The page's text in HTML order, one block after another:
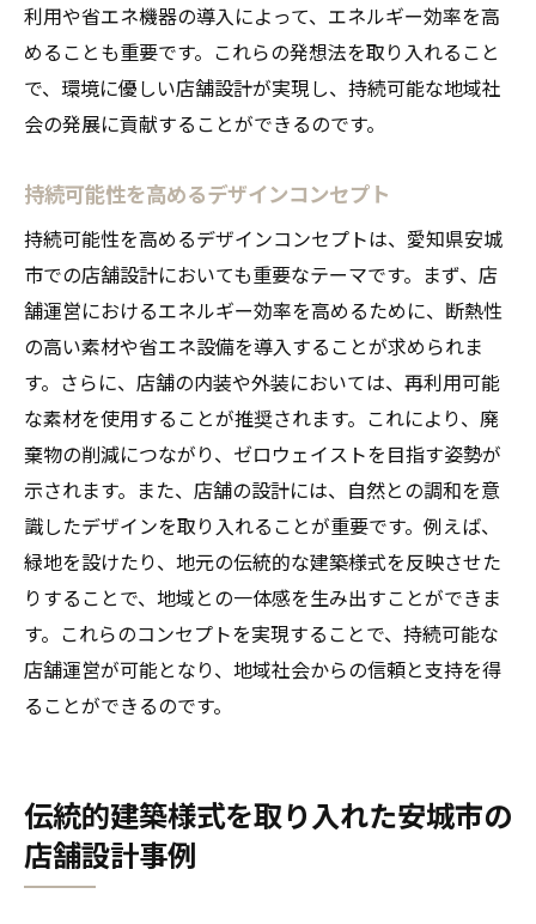
利用や省エネ機器の導入によって、エネルギー効率を高
めることも重要です。これらの発想法を取り入れること
で、環境に優しい店舗設計が実現し、持続可能な地域社
会の発展に貢献することができるのです。
持続可能性を高めるデザインコンセプト
持続可能性を高めるデザインコンセプトは、愛知県安城
市での店舗設計においても重要なテーマです。まず、店
舗運営におけるエネルギー効率を高めるために、断熱性
の高い素材や省エネ設備を導入することが求められま
す。さらに、店舗の内装や外装においては、再利用可能
な素材を使用することが推奨されます。これにより、廃
棄物の削減につながり、ゼロウェイストを目指す姿勢が
示されます。また、店舗の設計には、自然との調和を意
識したデザインを取り入れることが重要です。例えば、
緑地を設けたり、地元の伝統的な建築様式を反映させた
りすることで、地域との一体感を生み出すことができま
す。これらのコンセプトを実現することで、持続可能な
店舗運営が可能となり、地域社会からの信頼と支持を得
ることができるのです。
伝統的建築様式を取り入れた安城市の
店舗設計事例